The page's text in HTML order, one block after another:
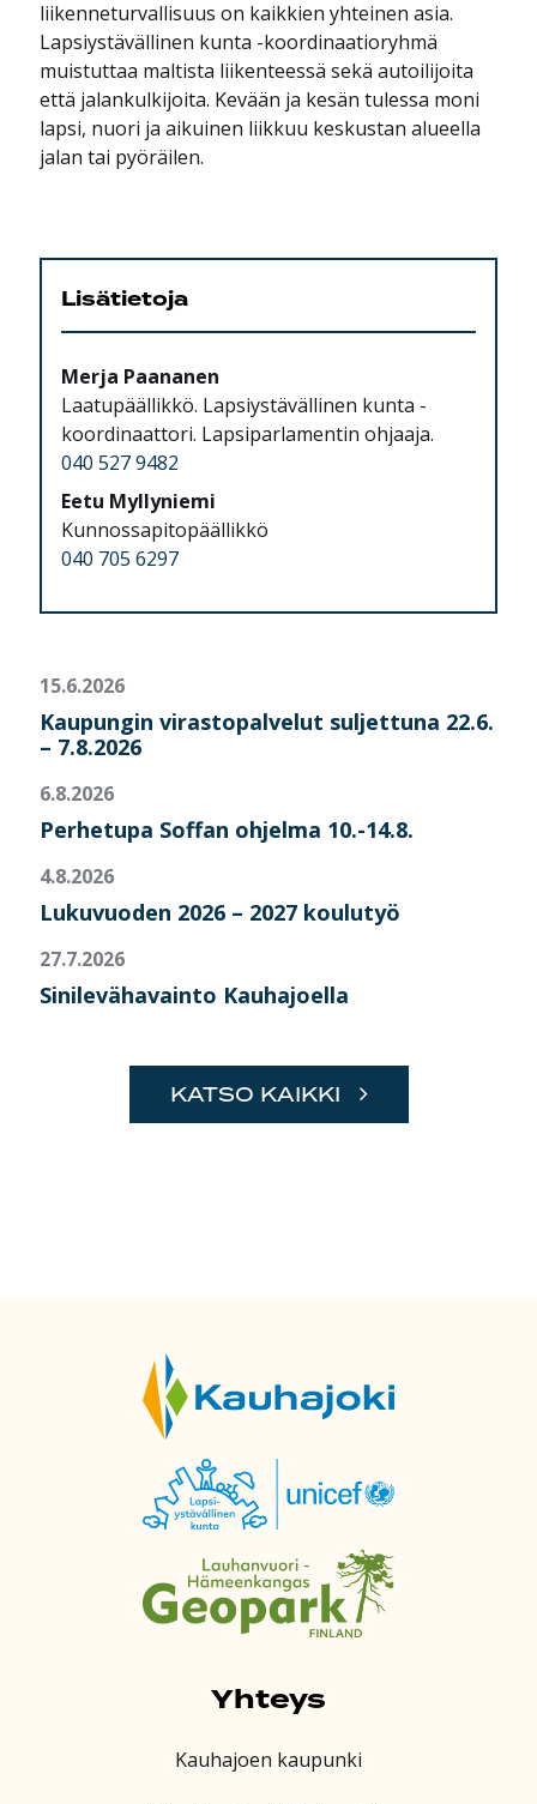
liikenneturvallisuus on kaikkien yhteinen asia.
Lapsiystävällinen kunta -koordinaatioryhmä
muistuttaa maltista liikenteessä sekä autoilijoita
että jalankulkijoita. Kevään ja kesän tulessa moni
lapsi, nuori ja aikuinen liikkuu keskustan alueella
jalan tai pyöräilen.
Lisätietoja
Merja Paananen
Laatupäällikkö. Lapsiystävällinen kunta -
koordinaattori. Lapsiparlamentin ohjaaja.
040 527 9482
Eetu Myllyniemi
Kunnossapitopäällikkö
040 705 6297
15.6.2026
Kaupungin virastopalvelut suljettuna 22.6.
– 7.8.2026
6.8.2026
Perhetupa Soffan ohjelma 10.-14.8.
4.8.2026
Lukuvuoden 2026 – 2027 koulutyö
27.7.2026
Sinilevähavainto Kauhajoella
KATSO KAIKKI
Yhteys
Kauhajoen kaupunki